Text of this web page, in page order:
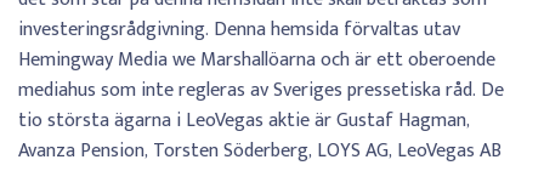
investeringsrådgivning. Denna hemsida förvaltas utav
Hemingway Media we Marshallöarna och är ett oberoende
mediahus som inte regleras av Sveriges pressetiska råd. De
tio största ägarna i LeoVegas aktie är Gustaf Hagman,
Avanza Pension, Torsten Söderberg, LOYS AG, LeoVegas AB